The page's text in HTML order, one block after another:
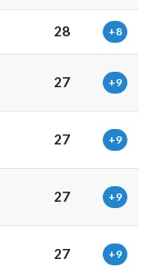
28 +8
27 +9
27 +9
27 +9
27 +9